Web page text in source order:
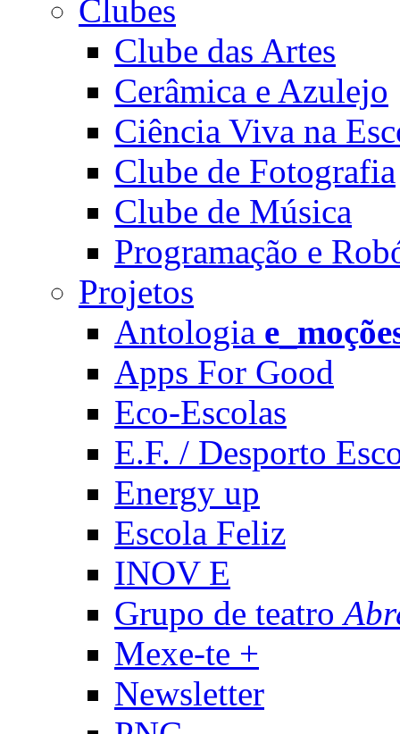
Clubes
Clube das Artes
Cerâmica e Azulejo
Ciência Viva na
Clube de Fotografia
Clube de Música
Programação e
Projetos
Antologia
Apps For Good
Eco-Escolas
E.F. / Desporto
Energy up
Escola Feliz
INOV E
Grupo de teatro
Mexe-te +
Newsletter